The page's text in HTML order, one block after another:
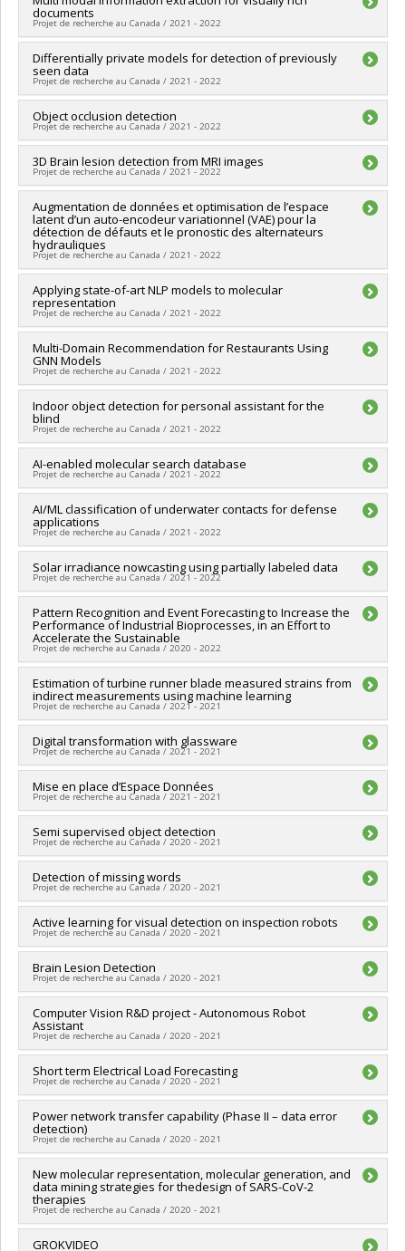
Sources de financement :MITACS Inc.
Programmes de subvention :
documents
Projet de recherche au Canada / 2021 - 2022
Chercheur principal : Ioannis Mitliagkas
Sources de financement :MITACS Inc.
Programmes de subvention :
Differentially private models for detection of previously
seen data
Projet de recherche au Canada / 2021 - 2022
Chercheur principal :Ioannis Mitliagkas
Sources de financement :MITACS Inc.
Programmes de subvention :PVXXXXXX-Stage Accélération
Québec - MITACS
Object occlusion detection
Projet de recherche au Canada / 2021 - 2022
Chercheur principal :Ioannis Mitliagkas
Sources de financement :MITACS Inc.
Programmes de subvention :PVXXXXXX-Stage Accélération
Québec - MITACS
3D Brain lesion detection from MRI images
Projet de recherche au Canada / 2021 - 2022
Chercheur principal :Ioannis Mitliagkas
Sources de financement :MITACS Inc.
Programmes de subvention :PVXXXXXX-Stage Accélération
Québec - MITACS
Augmentation de données et optimisation de l’espace
latent d’un auto-encodeur variationnel (VAE) pour la
détection de défauts et le pronostic des alternateurs
hydrauliques
Projet de recherche au Canada / 2021 - 2022
Chercheur principal : Ioannis Mitliagkas
Sources de financement :MITACS Inc.
Programmes de subvention :
Applying state-of-art NLP models to molecular
representation
Projet de recherche au Canada / 2021 - 2022
Chercheur principal :Ioannis Mitliagkas
Sources de financement :MITACS Inc.
Programmes de subvention :
Multi-Domain Recommendation for Restaurants Using
GNN Models
Projet de recherche au Canada / 2021 - 2022
Chercheur principal :Ioannis Mitliagkas
Sources de financement :MITACS Inc.
Programmes de subvention :
Indoor object detection for personal assistant for the
blind
Projet de recherche au Canada / 2021 - 2022
Chercheur principal :Ioannis Mitliagkas
Sources de financement :MITACS Inc.
Programmes de subvention :PVXXXXXX-Stage Accélération
Québec - MITACS
AI-enabled molecular search database
Projet de recherche au Canada / 2021 - 2022
Chercheur principal :Ioannis Mitliagkas
Sources de financement :MITACS Inc.
Programmes de subvention :
AI/ML classification of underwater contacts for defense
applications
Projet de recherche au Canada / 2021 - 2022
Chercheur principal :Ioannis Mitliagkas
Sources de financement :MITACS Inc.
Programmes de subvention :PVXXXXXX-Stage Accélération
Québec - MITACS
Solar irradiance nowcasting using partially labeled data
Projet de recherche au Canada / 2021 - 2022
Chercheur principal :Ioannis Mitliagkas
Sources de financement : MITACS Inc.
Programmes de subvention : PVXXXXXX-Stage Accélération
Québec - MITACS
Pattern Recognition and Event Forecasting to Increase the
Performance of Industrial Bioprocesses, in an Effort to
Accelerate the Sustainable
Projet de recherche au Canada / 2020 - 2022
Chercheur principal : Ioannis Mitliagkas
Sources de financement :MITACS Inc.
Programmes de subvention :
Estimation of turbine runner blade measured strains from
indirect measurements using machine learning
Projet de recherche au Canada / 2021 - 2021
Chercheur principal :Ioannis Mitliagkas
Sources de financement :MITACS Inc.
Programmes de subvention :PVXXXXXX-Stage Accélération
Québec - MITACS
Digital transformation with glassware
Projet de recherche au Canada / 2021 - 2021
Chercheur principal :Ioannis Mitliagkas
Sources de financement :MITACS Inc.
Programmes de subvention :PVXXXXXX-Stage Accélération
Québec - MITACS
Mise en place d’Espace Données
Projet de recherche au Canada / 2021 - 2021
Chercheur principal :Ioannis Mitliagkas
Sources de financement :MITACS Inc.
Programmes de subvention :PVXXXXXX-Stage Accélération
Québec - MITACS
Semi supervised object detection
Projet de recherche au Canada / 2020 - 2021
Chercheur principal : Ioannis Mitliagkas
Sources de financement :MITACS Inc.
Programmes de subvention :PVXXXXXX-Stage Accélération
Québec - MITACS
Detection of missing words
Projet de recherche au Canada / 2020 - 2021
Chercheur principal :Ioannis Mitliagkas
Sources de financement :MITACS Inc.
Programmes de subvention :PVXXXXXX-Stage Accélération
Québec - MITACS
Active learning for visual detection on inspection robots
Projet de recherche au Canada / 2020 - 2021
Chercheur principal :Ioannis Mitliagkas
Sources de financement :MITACS Inc.
Programmes de subvention :PVXXXXXX-Stage Accélération
Québec - MITACS
Brain Lesion Detection
Projet de recherche au Canada / 2020 - 2021
Chercheur principal : Ioannis Mitliagkas
Sources de financement :MITACS Inc.
Programmes de subvention :
Computer Vision R&D project - Autonomous Robot
Assistant
Projet de recherche au Canada / 2020 - 2021
Chercheur principal :Ioannis Mitliagkas
Sources de financement :MITACS Inc.
Programmes de subvention :PVXXXXXX-Stage Accélération
Québec - MITACS
Short term Electrical Load Forecasting
Projet de recherche au Canada / 2020 - 2021
Chercheur principal :Ioannis Mitliagkas
Sources de financement :MITACS Inc.
Programmes de subvention :
Power network transfer capability (Phase II – data error
detection)
Projet de recherche au Canada / 2020 - 2021
Chercheur principal :Ioannis Mitliagkas
Sources de financement :MITACS Inc.
Programmes de subvention : PVXXXXXX-Stage Accélération
Québec - MITACS
New molecular representation, molecular generation, and
data mining strategies for thedesign of SARS-CoV-2
therapies
Projet de recherche au Canada / 2020 - 2021
Chercheur principal :
GROKVIDEO